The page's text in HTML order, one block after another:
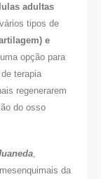
adultas
tipos de
e
opção para
terapia
regenerarem
do osso
,
da